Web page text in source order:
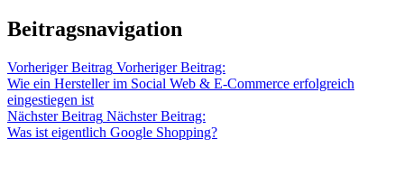
Beitragsnavigation
Vorheriger Beitrag Vorheriger Beitrag:
Wie ein Hersteller im Social Web & E-Commerce erfolgreich
eingestiegen ist
Nächster Beitrag Nächster Beitrag:
Was ist eigentlich Google Shopping?